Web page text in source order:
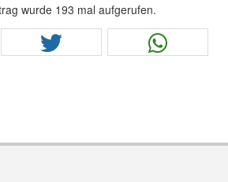
wurde 193 mal aufgerufen.